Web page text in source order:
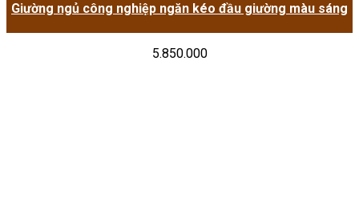
Giường ngủ công nghiệp ngăn kéo đầu giường màu sáng
5.850.000